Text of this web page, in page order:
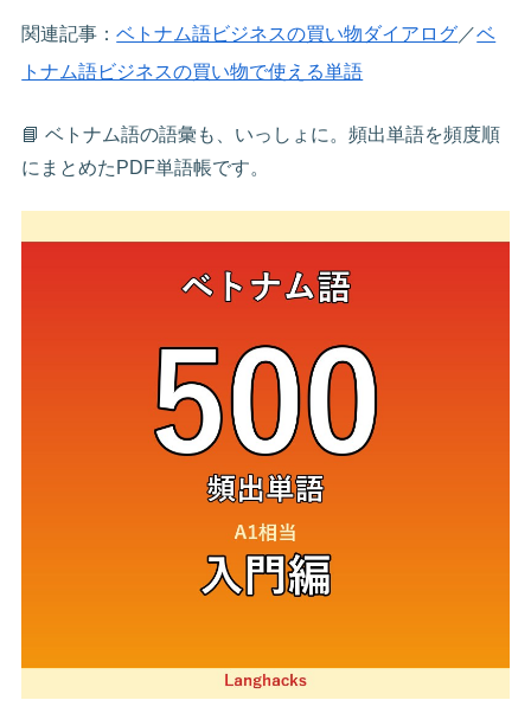
関連記事：ベトナム語ビジネスの買い物ダイアログ／ベ
トナム語ビジネスの買い物で使える単語
📘 ベトナム語の語彙も、いっしょに。頻出単語を頻度順
にまとめたPDF単語帳です。